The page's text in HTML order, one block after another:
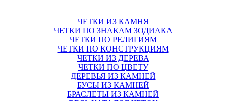
ЧЕТКИ ИЗ КАМНЯ
ЧЕТКИ ПО ЗНАКАМ ЗОДИАКА
ЧЕТКИ ПО РЕЛИГИЯМ
ЧЕТКИ ПО КОНСТРУКЦИЯМ
ЧЕТКИ ИЗ ДЕРЕВА
ЧЕТКИ ПО ЦВЕТУ
ДЕРЕВЬЯ ИЗ КАМНЕЙ
БУСЫ ИЗ КАМНЕЙ
БРАСЛЕТЫ ИЗ КАМНЕЙ